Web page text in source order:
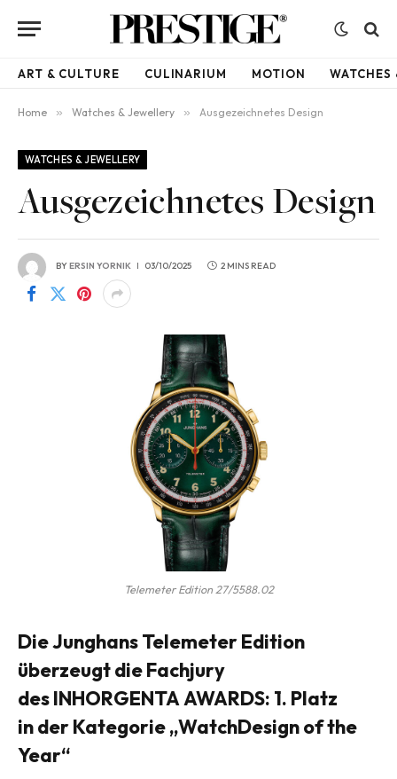
ART & CULTURE CULINARIUM MOTION WATCHES
Home » Watches & Jewellery » Ausgezeichnetes Design
WATCHES & JEWELLERY
Ausgezeichnetes Design
BYERSIN YORNIK 03/10/2025 2 MINS READ
Telemeter Edition 27/5588.02
Die Junghans Telemeter Edition
überzeugt die Fachjury
des INHORGENTA AWARDS: 1. Platz
in der Kategorie „WatchDesign of the
Year“